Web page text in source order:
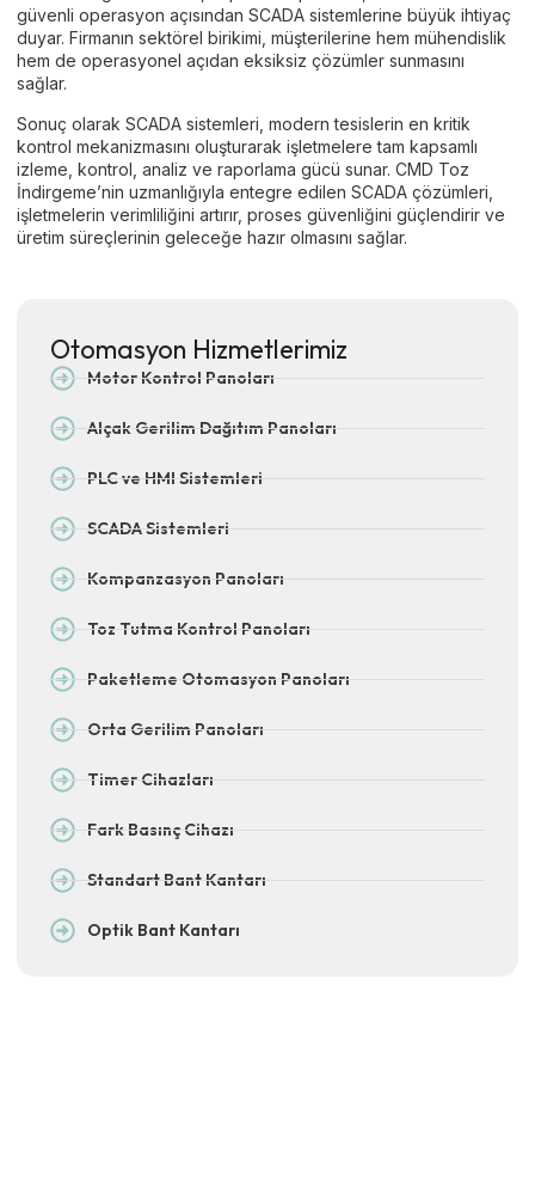
güvenli operasyon açısından SCADA sistemlerine büyük ihtiyaç
duyar. Firmanın sektörel birikimi, müşterilerine hem mühendislik
hem de operasyonel açıdan eksiksiz çözümler sunmasını
sağlar.
Sonuç olarak SCADA sistemleri, modern tesislerin en kritik
kontrol mekanizmasını oluşturarak işletmelere tam kapsamlı
izleme, kontrol, analiz ve raporlama gücü sunar. CMD Toz
İndirgeme’nin uzmanlığıyla entegre edilen SCADA çözümleri,
işletmelerin verimliliğini artırır, proses güvenliğini güçlendirir ve
üretim süreçlerinin geleceğe hazır olmasını sağlar.
Otomasyon Hizmetlerimiz
Motor Kontrol Panoları
Alçak Gerilim Dağıtım Panoları
PLC ve HMI Sistemleri
SCADA Sistemleri
Kompanzasyon Panoları
Toz Tutma Kontrol Panoları
Paketleme Otomasyon Panoları
Orta Gerilim Panoları
Timer Cihazları
Fark Basınç Cihazı
Standart Bant Kantarı
Optik Bant Kantarı